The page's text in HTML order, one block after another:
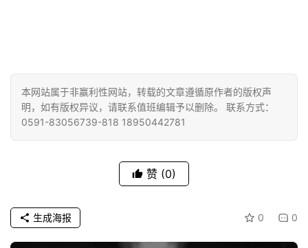
题
佛
教
本网站属于非赢利性网站，转载的文章遵循原作者的版权声
明，如有版权异议，请联系值班编辑予以删除。 联系方式：
0591-83056739-818 18950442781
赞 (0)
0 0
生成海报